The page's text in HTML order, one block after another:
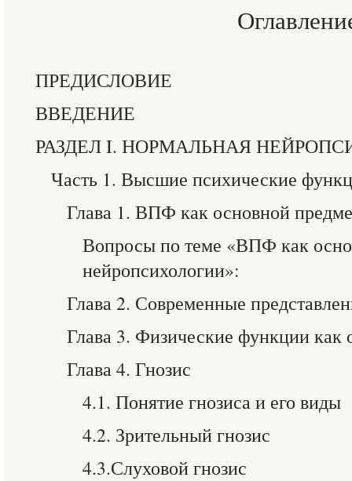
ПРЕДИСЛОВИЕ
ВВЕДЕНИЕ
РАЗДЕЛ I. НОРМАЛЬНАЯ
Часть 1. Высшие психические
Глава 1. ВПФ как основной
Вопросы по теме «ВПФ как
нейропсихологии»:
Глава 2. Современные
Глава 3. Физические функции
Глава 4. Гнозис
4.1. Понятие гнозиса и его виды
4.2. Зрительный гнозис
4.3.Слуховой гнозис